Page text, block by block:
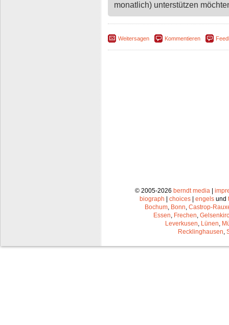
monatlich) unterstützen
Weitersagen Kommentieren
© 2005-2026 berndt media|
biograph
choices engels und
Bochum, Bonn, Castrop-
Essen, Frechen,
Leverkusen, Lünen,
Recklinghausen,